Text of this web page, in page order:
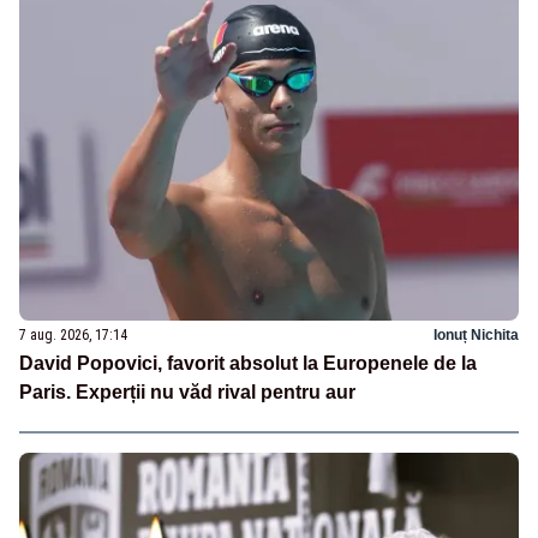
7 aug. 2026, 17:14 Ionuț Nichita
David Popovici, favorit absolut la Europenele de la
Paris. Experții nu văd rival pentru aur